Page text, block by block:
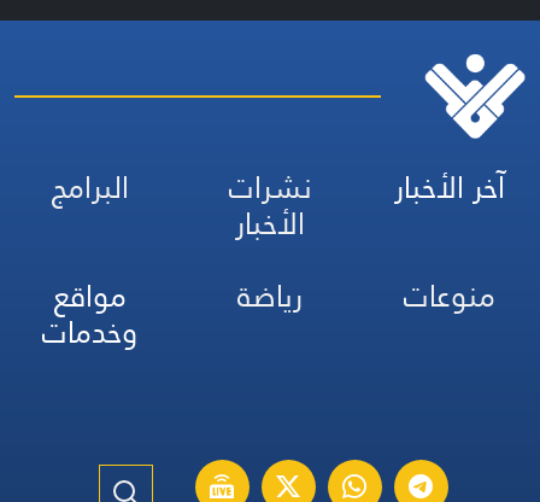
آخر الأخبار نشرات
الأخبار
البرامج
منوعات
رياضة مواقع
وخدمات